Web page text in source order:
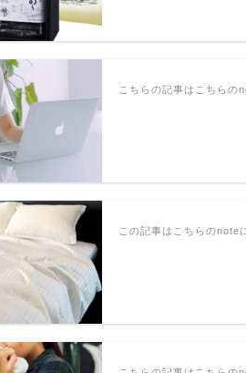
こちらの記事はこちらの
この記事はこちらのnote